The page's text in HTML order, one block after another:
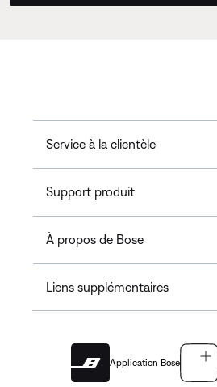
Service à la clientèle
Support produit
À propos de Bose
Liens supplémentaires
Application Bose